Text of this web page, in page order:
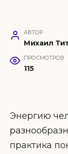
АВТОР
Михаил
ПРОСМОТРОВ
115
Энергию
практика